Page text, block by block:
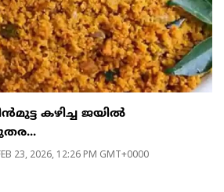
കഴിച്ച ജയില്‍
23, 2026, 12:26 PM GMT+0000